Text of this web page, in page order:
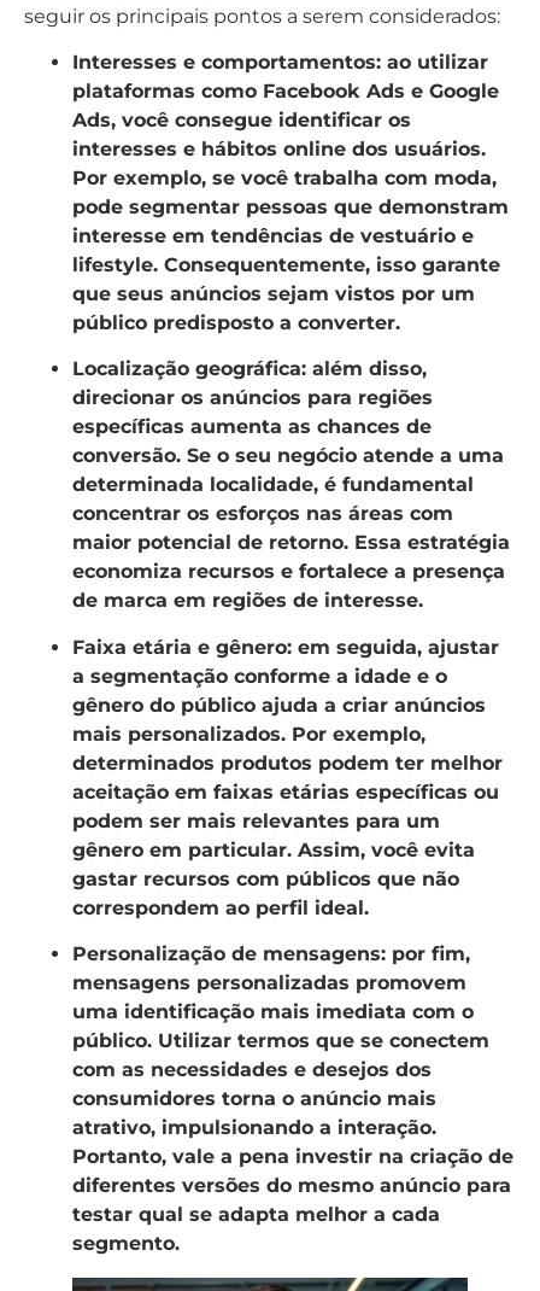
seguir os principais pontos a serem considerados:
Interesses e comportamentos: ao utilizar
plataformas como Facebook Ads e Google
Ads, você consegue identificar os
interesses e hábitos online dos usuários.
Por exemplo, se você trabalha com moda,
pode segmentar pessoas que demonstram
interesse em tendências de vestuário e
lifestyle. Consequentemente, isso garante
que seus anúncios sejam vistos por um
público predisposto a converter.
Localização geográfica: além disso,
direcionar os anúncios para regiões
específicas aumenta as chances de
conversão. Se o seu negócio atende a uma
determinada localidade, é fundamental
concentrar os esforços nas áreas com
maior potencial de retorno. Essa estratégia
economiza recursos e fortalece a presença
de marca em regiões de interesse.
Faixa etária e gênero: em seguida, ajustar
a segmentação conforme a idade e o
gênero do público ajuda a criar anúncios
mais personalizados. Por exemplo,
determinados produtos podem ter melhor
aceitação em faixas etárias específicas ou
podem ser mais relevantes para um
gênero em particular. Assim, você evita
gastar recursos com públicos que não
correspondem ao perfil ideal.
Personalização de mensagens: por fim,
mensagens personalizadas promovem
uma identificação mais imediata com o
público. Utilizar termos que se conectem
com as necessidades e desejos dos
consumidores torna o anúncio mais
atrativo, impulsionando a interação.
Portanto, vale a pena investir na criação de
diferentes versões do mesmo anúncio para
testar qual se adapta melhor a cada
segmento.